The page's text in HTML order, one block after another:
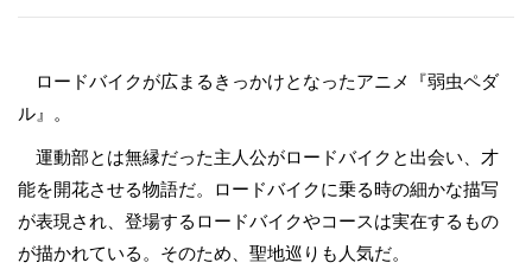
ロードバイクが広まるきっかけとなったアニメ『弱虫ペダ
ル』。
運動部とは無縁だった主人公がロードバイクと出会い、才
能を開花させる物語だ。ロードバイクに乗る時の細かな描写
が表現され、登場するロードバイクやコースは実在するもの
が描かれている。そのため、聖地巡りも人気だ。